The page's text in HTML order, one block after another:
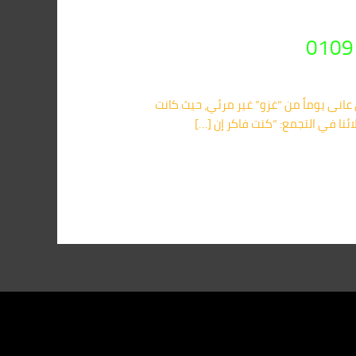
يوماً من “غزو” غير مرئي، حيث كانت
في التجمع: “كنت فاكر إن […]